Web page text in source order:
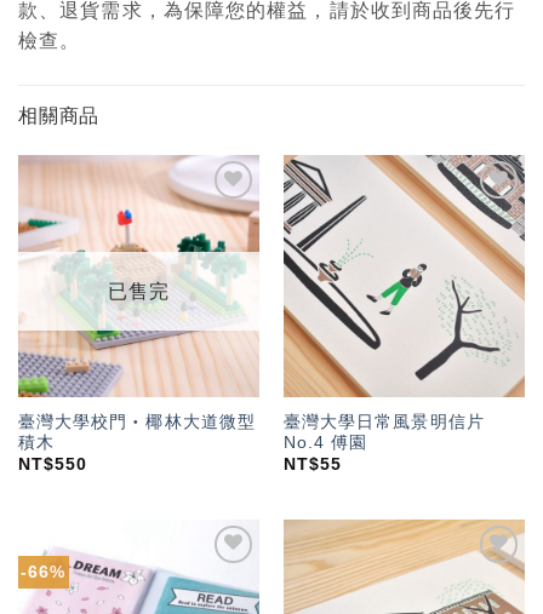
款、退貨需求，為保障您的權益，請於收到商品後先行
檢查。
相關商品
加入
「願
望輕
已售完
臺灣大學校門‧椰林大道微型
積木
NT$550
加入
「願
望輕
單」
臺灣大學日常風景明信片
No.4 傅園
NT$55
-66%
加入
「願
「願